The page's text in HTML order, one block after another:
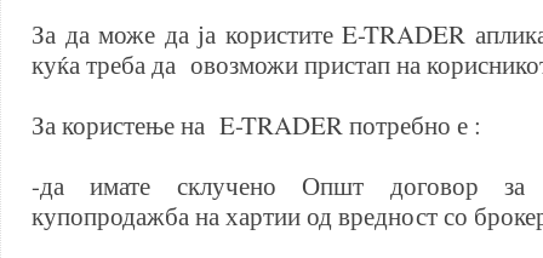
За да може да ја користите E-TRADER
куќа треба да овозможи пристап на
За користење на E-TRADER потребно е :
-да имате склучено Општ договор за
купопродажба на хартии од вредност со